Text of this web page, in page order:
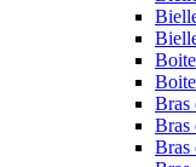
Bras
Bras
Bras